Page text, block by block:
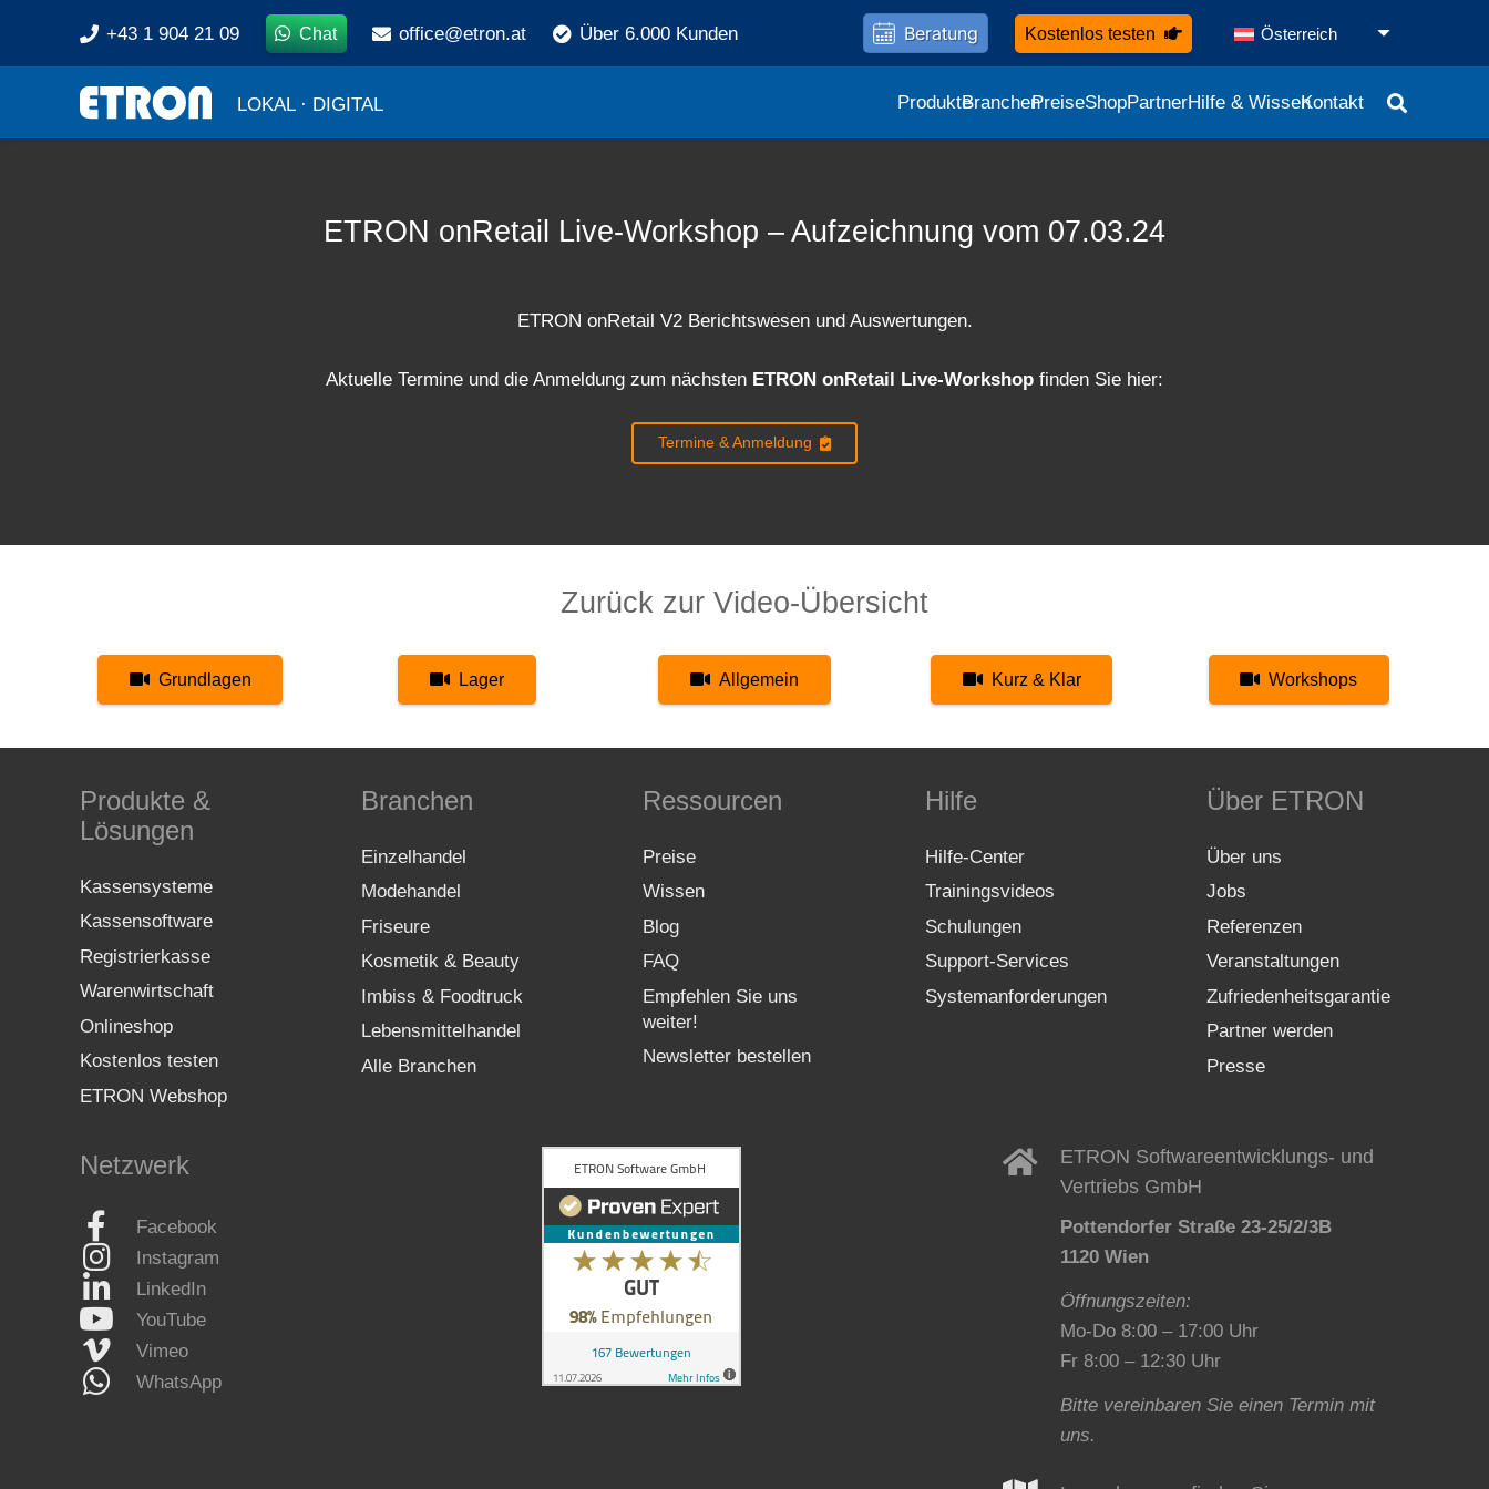
+43 1 904 21 09 Chat office@etron.at Über 6.000 Kunden Beratung Kostenlos testen Österreich
LOKAL · DIGITAL ProdukteBranchenPreiseShopPartnerHilfe & WissenKontakt
ETRON onRetail Live-Workshop – Aufzeichnung vom 07.03.24
ETRON onRetail V2 Berichtswesen und Auswertungen.
Aktuelle Termine und die Anmeldung zum nächsten ETRON onRetail Live-Workshop finden Sie hier:
Termine & Anmeldung
Zurück zur Video-Übersicht
Grundlagen Lager Allgemein Kurz & Klar Workshops
Produkte &
Lösungen
Kassensysteme
Kassensoftware
Registrierkasse
Warenwirtschaft
Onlineshop
Kostenlos testen
ETRON Webshop
Branchen
Einzelhandel
Modehandel
Friseure
Kosmetik & Beauty
Imbiss & Foodtruck
Lebensmittelhandel
Alle Branchen
Ressourcen
Preise
Wissen
Blog
FAQ
Empfehlen Sie uns
weiter!
Newsletter bestellen
Hilfe
Hilfe-Center
Trainingsvideos
Schulungen
Support-Services
Systemanforderungen
Über ETRON
Über uns
Jobs
Referenzen
Veranstaltungen
Zufriedenheitsgarantie
Partner werden
Presse
Netzwerk
Facebook
Instagram
LinkedIn
YouTube
Vimeo
WhatsApp
ETRON Softwareentwicklungs- und
Vertriebs GmbH
Pottendorfer Straße 23-25/2/3B
1120 Wien
Öffnungszeiten:
Mo-Do 8:00 – 17:00 Uhr
Fr 8:00 – 12:30 Uhr
Bitte vereinbaren Sie einen Termin mit
uns.